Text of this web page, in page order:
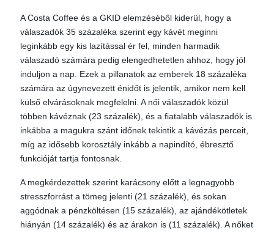
A Costa Coffee és a GKID elemzéséből kiderül, hogy a
válaszadók 35 százaléka szerint egy kávét meginni
leginkább egy kis lazítással ér fel, minden harmadik
válaszadó számára pedig elengedhetetlen ahhoz, hogy jól
induljon a nap. Ezek a pillanatok az emberek 18 százaléka
számára az úgynevezett énidőt is jelentik, amikor nem kell
külső elvárásoknak megfelelni. A női válaszadók közül
többen kávéznak (23 százalék), és a fiatalabb válaszadók is
inkábba a magukra szánt időnek tekintik a kávézás perceit,
míg az idősebb korosztály inkább a napindító, ébresztő
funkcióját tartja fontosnak.
A megkérdezettek szerint karácsony előtt a legnagyobb
stresszforrást a tömeg jelenti (21 százalék), és sokan
aggódnak a pénzköltésen (15 százalék), az ajándékötletek
hiányán (14 százalék) és az árakon is (11 százalék). A nőket